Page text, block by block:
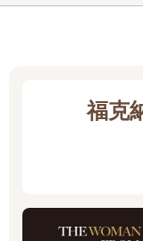
既是可以獨挑大樑的
性與餘裕，那樣的進
就會知道能怎麼與他
太陽蛋正面朝上──那
福克